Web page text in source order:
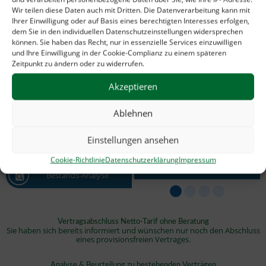
Wir teilen diese Daten auch mit Dritten. Die Datenverarbeitung kann mit
Ihrer Einwilligung oder auf Basis eines berechtigten Interesses erfolgen,
dem Sie in den individuellen Datenschutzeinstellungen widersprechen
können. Sie haben das Recht, nur in essenzielle Services einzuwilligen
und Ihre Einwilligung in der Cookie-Complianz zu einem späteren
Zeitpunkt zu ändern oder zu widerrufen.
Akzeptieren
Ablehnen
Einstellungen ansehen
Cookie-RichtlinieDatenschutzerklärungImpressum
etwas Neues abschließen zu müssen.
Vertragsabschluss
Beratung
Bestands-Analyse
zugeschnittenes Angebot
15% jeden Monat
Vertragsabschluss Netto-Tarif ohne Beratung
Sie haben sich bereits informiert und wünschen nur noch den Abschluss
eines provisionsfreien Vertrages.